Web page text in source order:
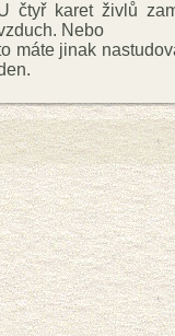
čtyř karet živlů
Nebo
máte jinak